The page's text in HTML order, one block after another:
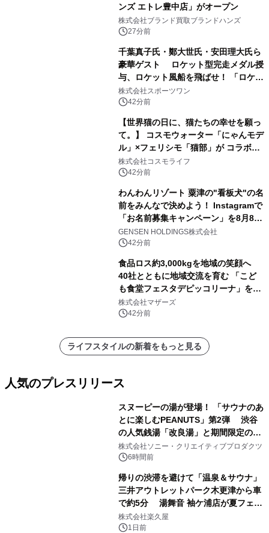
ンズ エトレ豊中店」がオープン
株式会社ブランド買取ブランドハンズ
27分前
千葉真子氏・鄭大世氏・安田理大氏ら
豪華ゲスト ロケット型完走メダル授
与、ロケット風船を飛ばせ！ 「ロケッ
トマラソン2026」開催
株式会社スポーツワン
42分前
【世界猫の日に、猫たちの幸せを願っ
て。】 コスモウォーター「にゃんモデ
ル」×フェリシモ「猫部」が コラボキ
ャンペーンを実施
株式会社コスモライフ
42分前
わんわんリゾート 粟津の"看板犬"の名
前をみんなで決めよう！ Instagramで
「お名前募集キャンペーン」を8月8日
(土)より開催
GENSEN HOLDINGS株式会社
42分前
食品ロス約3,000kgを地域の笑顔へ
40社とともに地域交流を育む 「こど
も食堂フェスタデピッコリーナ」を9
月5日(土)開催
株式会社マザーズ
42分前
ライフスタイルの新着をもっと見る
人気のプレスリリース
スヌーピーの湯が登場！ 「サウナのあ
とに楽しむPEANUTS」第2弾 渋谷
の人気銭湯「改良湯」と期間限定のコ
ラボレーション サウナイキタイコラ
ボグッズも発売決定！
株式会社ソニー・クリエイティブプロダクツ
6時間前
帰りの渋滞を避けて「温泉＆サウナ」
三井アウトレットパーク木更津から車
で約5分 湯舞音 袖ケ浦店が夏フェア
メニューを提供
株式会社楽久屋
1日前